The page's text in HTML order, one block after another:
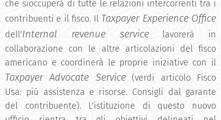
che sioccuperà di tutte le relazioni intercorrenti tra i
contribuenti e il fisco. Il Taxpayer Experience Office
dell'Internal revenue servicelavorerà in
collaborazione con le altre articolazioni del fisco
americano e coordinerà le proprie iniziative con il
Taxpayer Advocate Service(verdi articolo Fisco
Usa: più assistenza e risorse. Consigli dal garante
del contribuente). L'istituzione di questo nuovo